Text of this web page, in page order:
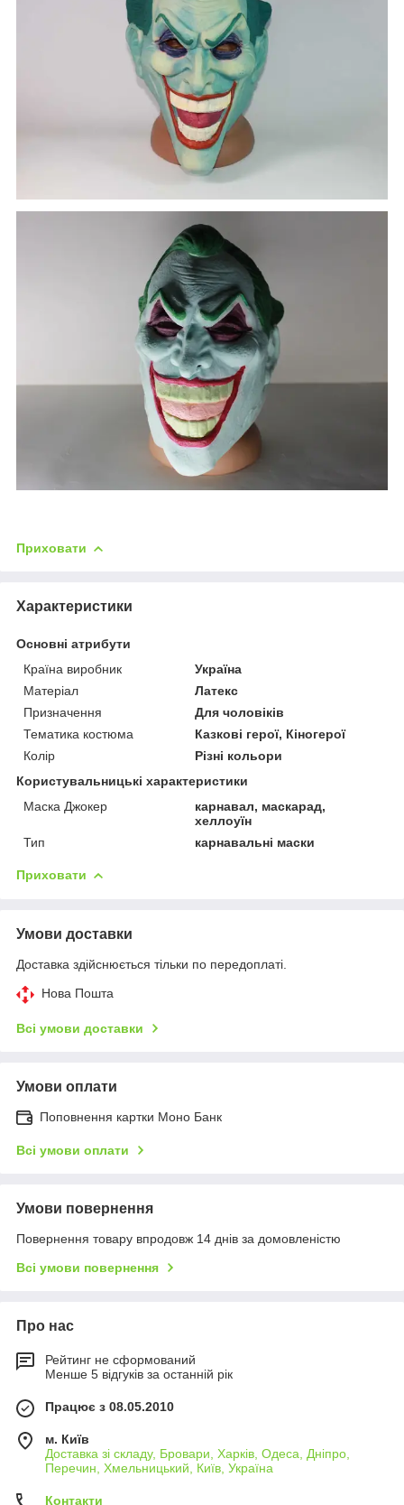
Приховати
Характеристики
Основні атрибути
Країна виробник
Україна
Матеріал
Латекс
Призначення
Для чоловіків
Тематика костюма
Казкові герої, Кіногерої
Колір
Різні кольори
Користувальницькі характеристики
Маска Джокер
карнавал, маскарад,
хеллоуїн
Тип
карнавальні маски
Приховати
Умови доставки
Доставка здійснюється тільки по передоплаті.
Нова Пошта
Всі умови доставки
Умови оплати
Поповнення картки Моно Банк
Всі умови оплати
Умови повернення
Повернення товару впродовж 14 днів за домовленістю
Всі умови повернення
Про нас
Рейтинг не сформований
Менше 5 відгуків за останній рік
Працює з 08.05.2010
м. Київ
Доставка зі складу, Бровари, Харків, Одеса, Дніпро,
Перечин, Хмельницький, Київ, Україна
Контакти